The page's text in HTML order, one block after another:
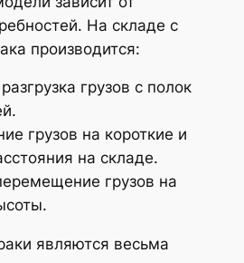
На складе с
производится:
грузов с полок
грузов на короткие и
на складе.
грузов на
являются весьма